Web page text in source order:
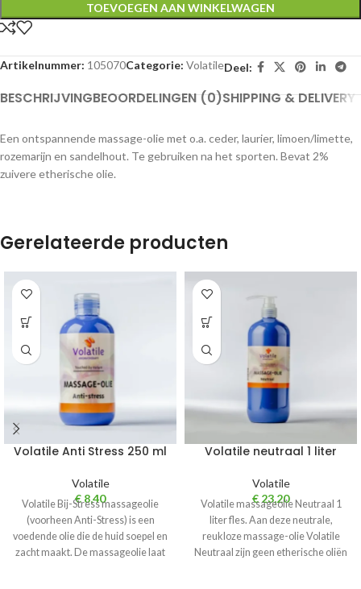
TOEVOEGEN AAN WINKELWAGEN
Artikelnummer: 105070Categorie: VolatileDeel:
BESCHRIJVINGBEOORDELINGEN (0)SHIPPING & DELIVERY
Een ontspannende massage-olie met o.a. ceder, laurier, limoen/limette,
rozemarijn en sandelhout. Te gebruiken na het sporten. Bevat 2%
zuivere etherische olie.
Gerelateerde producten
Volatile Anti Stress 250 ml
Volatile
€ 8,40
Volatile Bij-Stress massageolie
(voorheen Anti-Stress) is een
voedende olie die de huid soepel en
zacht maakt. De massageolie laat
Volatile neutraal 1 liter
Volatile
€ 23,20
Volatile massageolie Neutraal 1
liter fles. Aan deze neutrale,
reukloze massage-olie Volatile
Neutraal zijn geen etherische oliën